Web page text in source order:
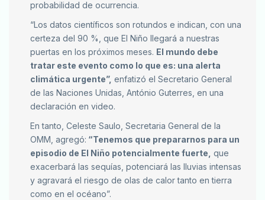
probabilidad de ocurrencia.
“Los datos científicos son rotundos e indican, con una
certeza del 90 %, que El Niño llegará a nuestras
puertas en los próximos meses. El mundo debe
tratar este evento como lo que es: una alerta
climática urgente”, enfatizó el Secretario General
de las Naciones Unidas, António Guterres, en una
declaración en video.
En tanto, Celeste Saulo, Secretaria General de la
OMM, agregó: “Tenemos que prepararnos para un
episodio de El Niño potencialmente fuerte, que
exacerbará las sequías, potenciará las lluvias intensas
y agravará el riesgo de olas de calor tanto en tierra
como en el océano”.